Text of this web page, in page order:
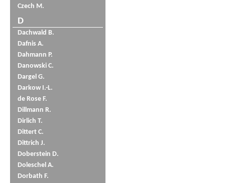
Czech M.
D
Dachwald B.
Dafnis A.
Dahmann P.
Danowski C.
Dargel G.
Darkow I.-L.
de Rose F.
Dillmann R.
Dirlich T.
Dittert C.
Dittrich J.
Doberstein D.
Doleschel A.
Dorbath F.